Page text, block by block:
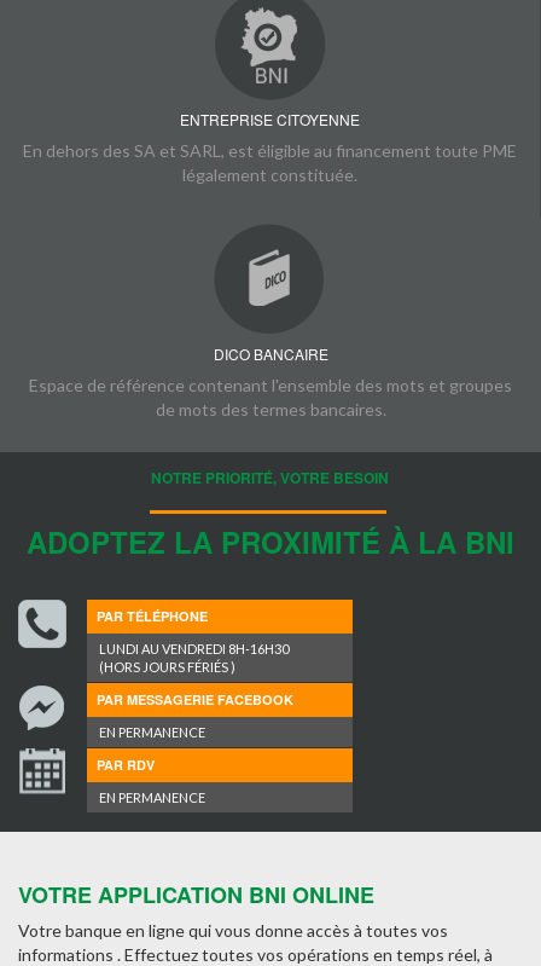
ENTREPRISE CITOYENNE
En dehors des SA et SARL, est éligible au financement toute PME
légalement constituée.
DICO BANCAIRE
Espace de référence contenant l'ensemble des mots et groupes
de mots des termes bancaires.
NOTRE PRIORITÉ, VOTRE BESOIN
ADOPTEZ LA PROXIMITÉ À LA BNI
PAR TÉLÉPHONE
LUNDI AU VENDREDI 8H-16H30
(HORS JOURS FÉRIÉS )
PAR MESSAGERIE FACEBOOK
EN PERMANENCE
PAR RDV
EN PERMANENCE
VOTRE APPLICATION BNI ONLINE
Votre banque en ligne qui vous donne accès à toutes vos
informations . Effectuez toutes vos opérations en temps réel, à